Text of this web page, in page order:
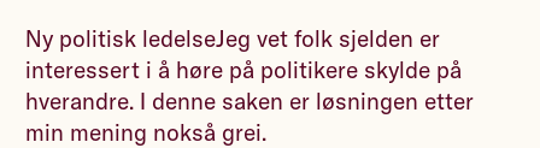
Ny politisk ledelseJeg vet folk sjelden er
interessert i å høre på politikere skylde på
hverandre. I denne saken er løsningen etter
min mening nokså grei.